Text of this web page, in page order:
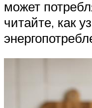
может
читайте, как